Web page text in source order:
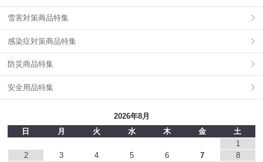
雪害対策商品特集
感染症対策商品特集
防災商品特集
安全用品特集
2026年8月
日
月 火 水 木 金
土
1
2
3 4 5 6 7 8